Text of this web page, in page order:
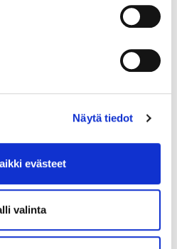
Näytä tiedot
evästeet
valinta
Verotetaanko
kysymyksiin.